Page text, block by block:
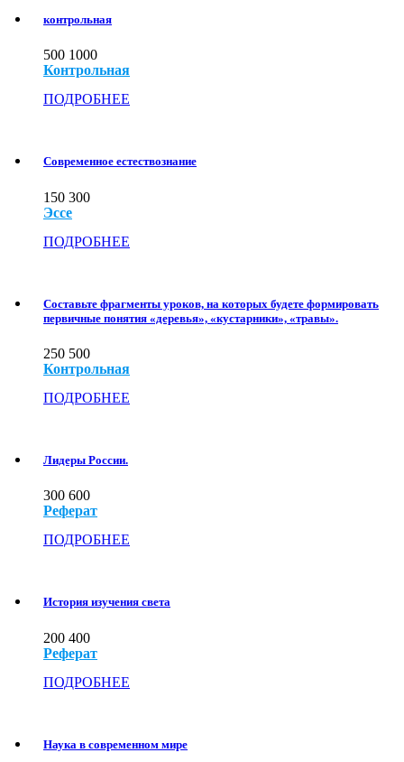
контрольная
500 1000
Контрольная
ПОДРОБНЕЕ
Современное естествознание
150 300
Эссе
ПОДРОБНЕЕ
Составьте фрагменты уроков, на которых будете формировать
первичные понятия «деревья», «кустарники», «травы».
250 500
Контрольная
ПОДРОБНЕЕ
Лидеры России.
300 600
Реферат
ПОДРОБНЕЕ
История изучения света
200 400
Реферат
ПОДРОБНЕЕ
Наука в современном мире